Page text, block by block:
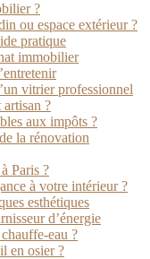
?
ou espace extérieur ?
pratique
immobilier
vitrier professionnel
?
aux impôts ?
la rénovation
Paris ?
à votre intérieur ?
esthétiques
d’énergie
eau ?
en osier ?